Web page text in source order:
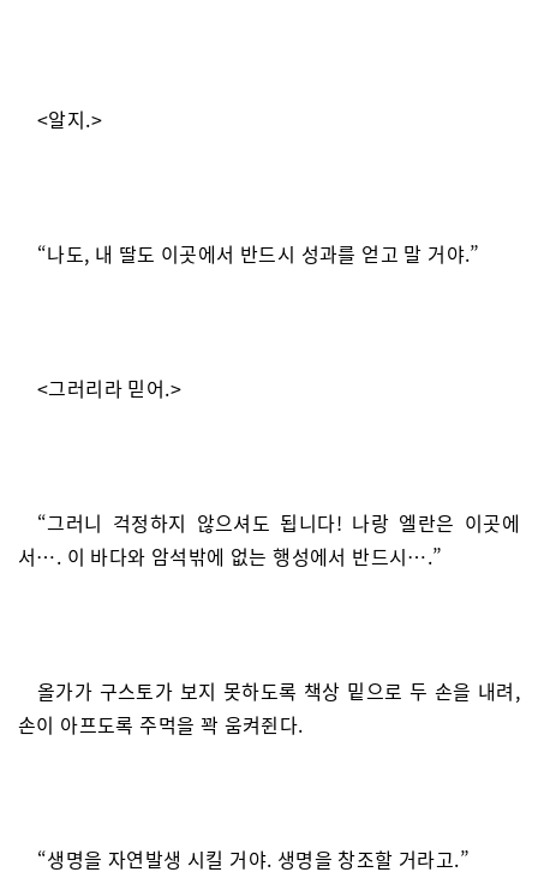
<알지.>
“나도, 내 딸도 이곳에서 반드시 성과를 얻고 말 거야.”
<그러리라 믿어.>
“그러니 걱정하지 않으셔도 됩니다! 나랑 엘란은 이곳에
서…. 이 바다와 암석밖에 없는 행성에서 반드시….”
올가가 구스토가 보지 못하도록 책상 밑으로 두 손을 내려,
손이 아프도록 주먹을 꽉 움켜쥔다.
“생명을 자연발생 시킬 거야. 생명을 창조할 거라고.”